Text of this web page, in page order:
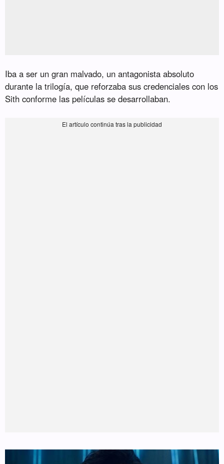
Iba a ser un gran malvado, un antagonista absoluto
durante la trilogía, que reforzaba sus credenciales con los
Sith conforme las películas se desarrollaban.